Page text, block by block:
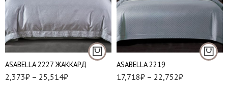
АSABELLA 2227 ЖАККАРД
2,373₽ – 25,514₽
Семейный
Наволочки 50х70 см
- 2 шт
Наволочки 70х70 см
- 2 шт
АSABELLA 2219
17,718₽ – 22,752₽
Семейный